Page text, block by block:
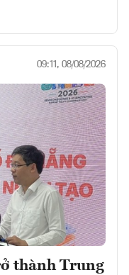
09:11, 08/08/2026
thành Trung